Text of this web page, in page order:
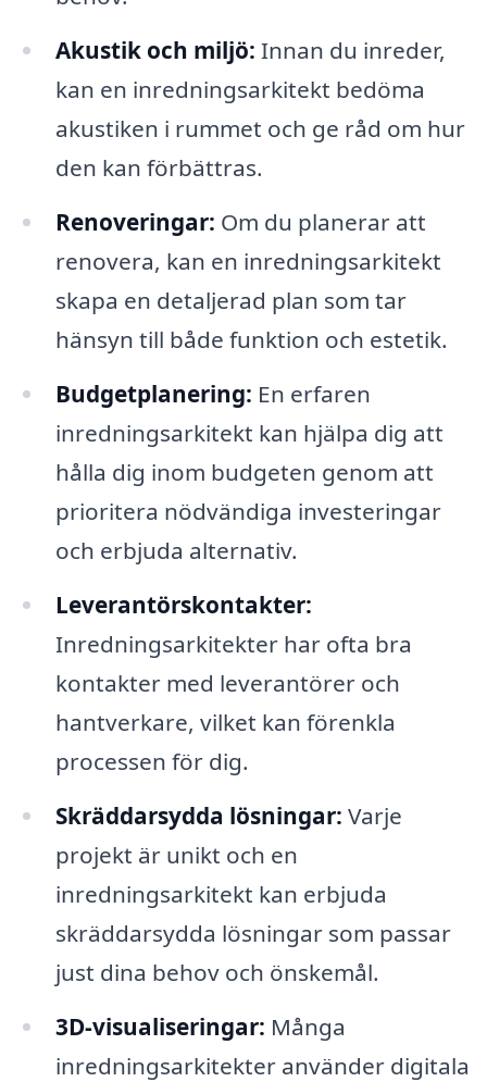
Akustik och miljö: Innan du inreder,
kan en inredningsarkitekt bedöma
akustiken i rummet och ge råd om hur
den kan förbättras.
Renoveringar: Om du planerar att
renovera, kan en inredningsarkitekt
skapa en detaljerad plan som tar
hänsyn till både funktion och estetik.
Budgetplanering: En erfaren
inredningsarkitekt kan hjälpa dig att
hålla dig inom budgeten genom att
prioritera nödvändiga investeringar
och erbjuda alternativ.
Leverantörskontakter:
Inredningsarkitekter har ofta bra
kontakter med leverantörer och
hantverkare, vilket kan förenkla
processen för dig.
Skräddarsydda lösningar: Varje
projekt är unikt och en
inredningsarkitekt kan erbjuda
skräddarsydda lösningar som passar
just dina behov och önskemål.
3D-visualiseringar: Många
inredningsarkitekter använder digitala